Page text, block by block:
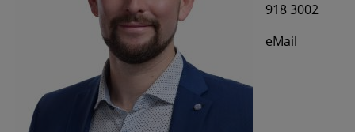
918 3002
eMail